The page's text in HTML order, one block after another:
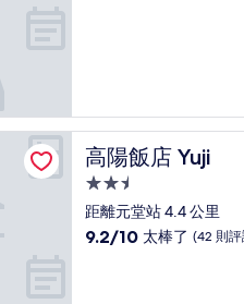
極
了，
(3,702
則
評
論)
高陽飯店 Yuji
高陽飯店 Yuji
2.5
星
級
距離元堂站 4.4 公里
9.2
9.2/10 太棒了 (42 則